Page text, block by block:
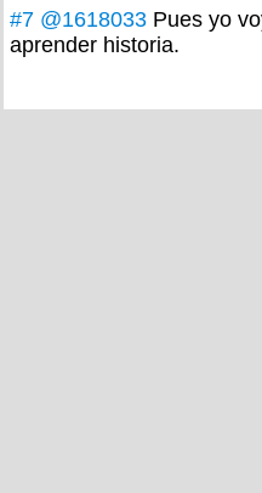
#7 @1618033 Pues yo
aprender historia.